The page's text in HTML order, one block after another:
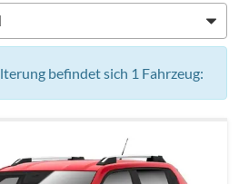
befindet sich 1 Fahrzeug: